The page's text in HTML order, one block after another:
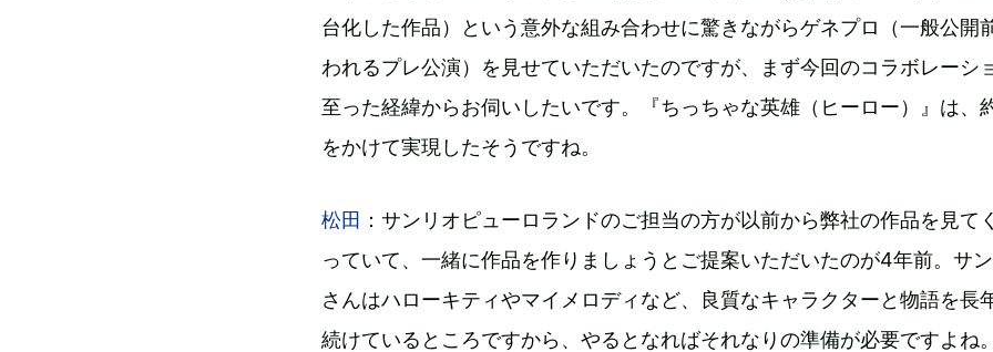
台化した作品）という意外な組み合わせに驚きながらゲネプロ（一般公開
われるプレ公演）を見せていただいたのですが、まず今回のコラボレーシ
至った経緯からお伺いしたいです。『ちっちゃな英雄（ヒーロー）』は、
をかけて実現したそうですね。
松田 ：サンリオピューロランドのご担当の方が以前から弊社の作品を見て
っていて、一緒に作品を作りましょうとご提案いただいたのが4年前。サ
さんはハローキティやマイメロディなど、良質なキャラクターと物語を長
続けているところですから、やるとなればそれなりの準備が必要ですよね